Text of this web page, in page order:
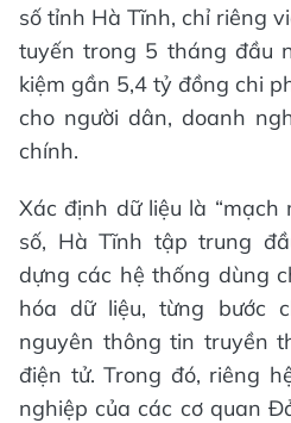
số tỉnh Hà Tĩnh, chỉ riêng
tuyến trong 5 tháng đầu
kiệm gần 5,4 tỷ đồng chi
cho người dân, doanh
chính.
Xác định dữ liệu là “mạch
số, Hà Tĩnh tập trung
dựng các hệ thống dùng
hóa dữ liệu, từng bước
nguyên thông tin truyền
điện tử. Trong đó, riêng
nghiệp của các cơ quan